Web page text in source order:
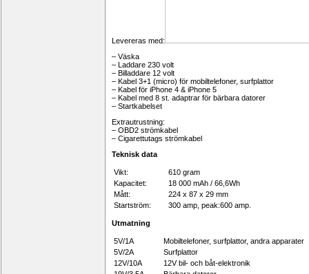
Levereras med:
– Väska
– Laddare 230 volt
– Billaddare 12 volt
– Kabel 3+1 (micro) för mobiltelefoner, surfplattor
– Kabel för iPhone 4 & iPhone 5
– Kabel med 8 st. adaptrar för bärbara datorer
– Startkabelset
Extrautrustning:
– OBD2 strömkabel
– Cigarettutags strömkabel
Teknisk data
Vikt:
610 gram
Kapacitet:
18 000 mAh / 66,6Wh
Mått:
224 x 87 x 29 mm
Startström:
300 amp, peak:600 amp.
Utmatning
5V/1A
Mobiltelefoner, surfplattor, andra apparater
5V/2A
Surfplattor
12V/10A
12V bil- och båt-elektronik